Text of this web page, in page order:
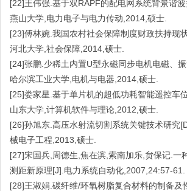
[22]王伟强.基于双RAPF的配电网系统背景谐波
燕山大学,电力电子与电力传动,2014,硕士.
[23]傅林婉.我国农村社会保障制度财政扶持现
河北大学,社会保障,2014,硕士.
[24]张鹏.少稀土内置U型永磁同步电机电磁、
哈尔滨工业大学,电机与电器,2014,硕士.
[25]娄家星.基于单片机的超低功耗智能遥控车
山东大学,计算机软件与理论,2012,硕士.
[26]孙旭东.高压水射流切割系统关键技术研究
械电子工程,2013,硕士.
[27]宋国兵,周德生,焦在滨,索南加乐,贠保记.一
测距新原理[J].电力系统自动化,2007,24:57-61.
[28]王淑娟.碳纤维/环氧树脂复合材料的制备及